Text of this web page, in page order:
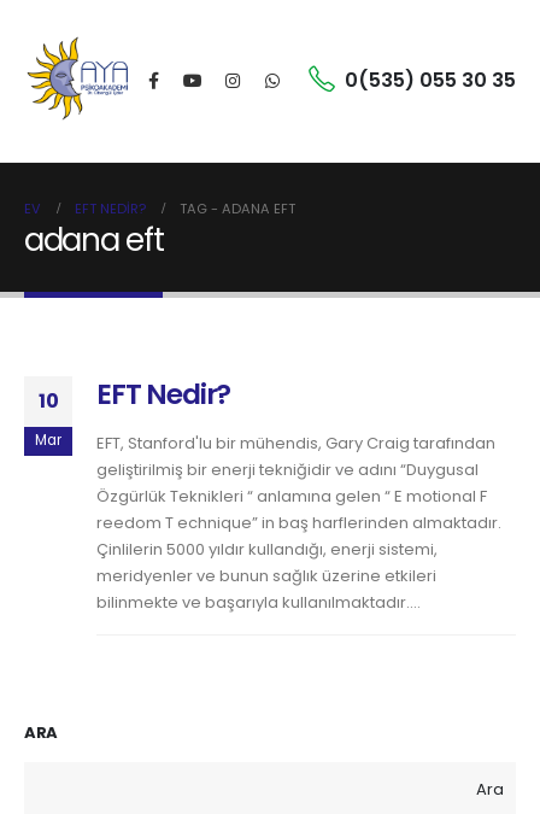
0(535) 055 30 35
EV EFT NEDIR? TAG - ADANA EFT
adana eft
10
Mar
EFT Nedir?
EFT, Stanford'lu bir mühendis, Gary Craig tarafından
geliştirilmiş bir enerji tekniğidir ve adını “Duygusal
Özgürlük Teknikleri “ anlamına gelen “ E motional F
reedom T echnique” in baş harflerinden almaktadır.
Çinlilerin 5000 yıldır kullandığı, enerji sistemi,
meridyenler ve bunun sağlık üzerine etkileri
bilinmekte ve başarıyla kullanılmaktadır....
ARA
Ara